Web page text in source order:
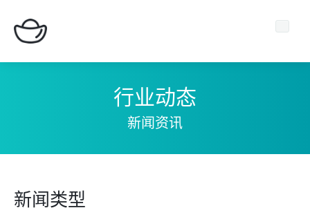
新闻中心
行业动态
新闻资讯
新闻类型